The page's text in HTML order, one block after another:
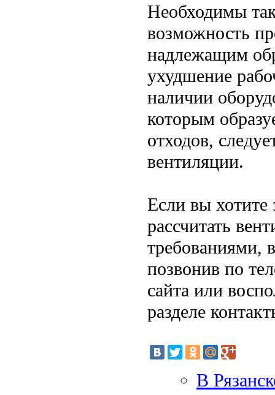
Необходимы
возможность
надлежащим
ухудшение
наличии
которым
отходов,
вентиляции.
Если вы хотите
рассчитать
требованиями,
позвонив по
сайта или
разделе
В